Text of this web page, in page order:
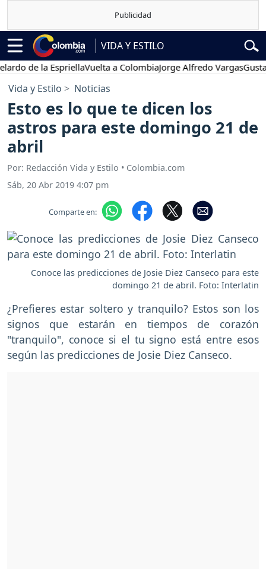
VIDA Y ESTILO
de la EspriellaVuelta a ColombiaJorge Alfredo VargasGustavo
Vida y Estilo Noticias
Esto es lo que te dicen los
astros para este domingo 21 de
abril
Por: Redacción Vida y Estilo • Colombia.com
Sáb, 20 Abr 2019 4:07 pm
Comparte en:
Conoce las predicciones de Josie Diez Canseco para este
domingo 21 de abril. Foto: Interlatin
¿Prefieres estar soltero y tranquilo? Estos son los
signos que estarán en tiempos de corazón
"tranquilo", conoce si el tu signo está entre esos
según las predicciones de Josie Diez Canseco.